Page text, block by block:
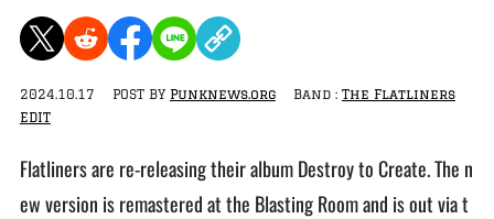
2024.10.17 POST BY Punknews.org Band : The Flatliners
EDIT
Flatliners are re-releasing their album Destroy to Create. The n
ew version is remastered at the Blasting Room and is out via t